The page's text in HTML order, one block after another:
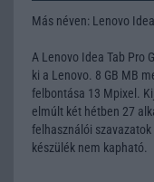
Más néven: Lenovo
A Lenovo Idea Tab Pro
ki a Lenovo. 8 GB MB
felbontása 13 Mpixel.
elmúlt két hétben 27
felhasználói
készülék nem kapható.